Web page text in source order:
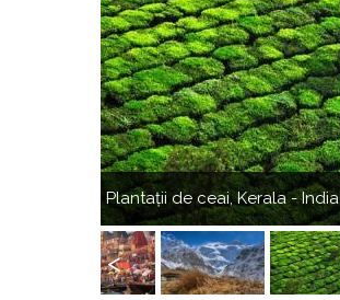
Plantații de ceai, Kerala - India
Anterior
Anterior